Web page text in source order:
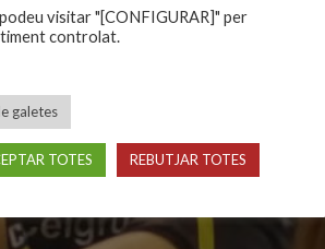
Contacte
Un final rodó
visitar "[CONFIGURAR]" per
controlat.
galetes
TOTES REBUTJAR TOTES